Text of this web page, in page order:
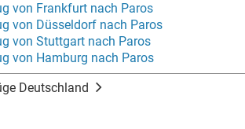
von Frankfurt nach Paros
von Düsseldorf nach Paros
von Stuttgart nach Paros
von Hamburg nach Paros
Deutschland